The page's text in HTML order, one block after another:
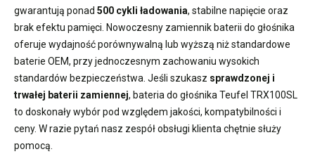
gwarantują ponad 500 cykli ładowania, stabilne napięcie oraz
brak efektu pamięci. Nowoczesny zamiennik baterii do głośnika
oferuje wydajność porównywalną lub wyższą niż standardowe
baterie OEM, przy jednoczesnym zachowaniu wysokich
standardów bezpieczeństwa. Jeśli szukasz sprawdzonej i
trwałej baterii zamiennej, bateria do głośnika Teufel TRX100SL
to doskonały wybór pod względem jakości, kompatybilności i
ceny. W razie pytań nasz zespół obsługi klienta chętnie służy
pomocą.